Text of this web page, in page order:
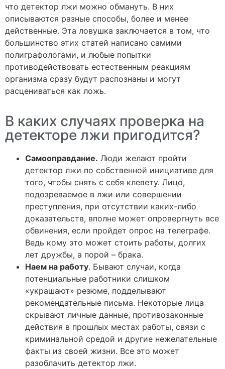
что детектор лжи можно обмануть. В них
описываются разные способы, более и менее
действенные. Эта ловушка заключается в том, что
большинство этих статей написано самими
полиграфологами, и любые попытки
противодействовать естественным реакциям
организма сразу будут распознаны и могут
расцениваться как ложь.
В каких случаях проверка на
детекторе лжи пригодится?
Самооправдание. Люди желают пройти
детектор лжи по собственной инициативе для
того, чтобы снять с себя клевету. Лицо,
подозреваемое в лжи или совершении
преступления, при отсутствии каких-либо
доказательств, вполне может опровергнуть все
обвинения, если пройдет опрос на телеграфе.
Ведь кому это может стоить работы, долгих
лет дружбы, а порой – брака.
Наем на работу. Бывают случаи, когда
потенциальные работники слишком
«украшают» резюме, подделывают
рекомендательные письма. Некоторые лица
скрывают личные данные, противозаконные
действия в прошлых местах работы, связи с
криминальной средой и другие нежелательные
факты из своей жизни. Все это может
разоблачить детектор лжи.